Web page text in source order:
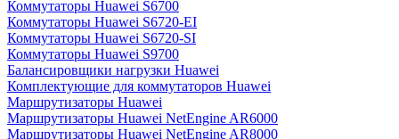
Коммутаторы Huawei S6700
Коммутаторы Huawei S6720-EI
Коммутаторы Huawei S6720-SI
Коммутаторы Huawei S9700
Балансировщики нагрузки Huawei
Комплектующие для коммутаторов Huawei
Маршрутизаторы Huawei
Маршрутизаторы Huawei NetEngine AR6000
Маршрутизаторы Huawei NetEngine AR8000